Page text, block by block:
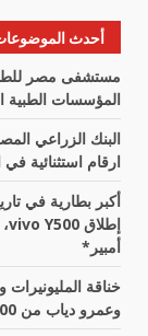
أحدث
المؤسسات الطبية
البنك الزراعي
ارقام استثنائية في
أمبير*
خناقة
وعمرو دياب من 1000 جنيه إلى نصف مليون